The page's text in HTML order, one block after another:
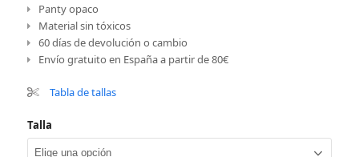
Panty opaco
Material sin tóxicos
60 días de devolución o cambio
Envío gratuito en España a partir de 80€
Tabla de tallas
Talla